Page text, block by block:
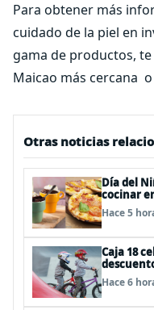
Para obtener más
cuidado de la piel en
gama de productos,
Maicao más cercana
Otras noticias
Día del
cocinar
Hace 5
Caja 18
Hace 6